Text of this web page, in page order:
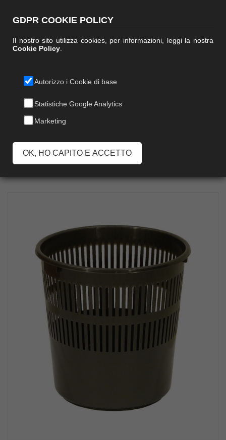
CESTINO GETTA
CARTA APERTO
GDPR COOKIE POLICY
Il nostro sito utilizza cookies, per informazioni, leggi la nostra
Cookie Policy
Autorizzo i Cookie di base
Statistiche Google Analytics
Marketing
OK, HO CAPITO E ACCETTO